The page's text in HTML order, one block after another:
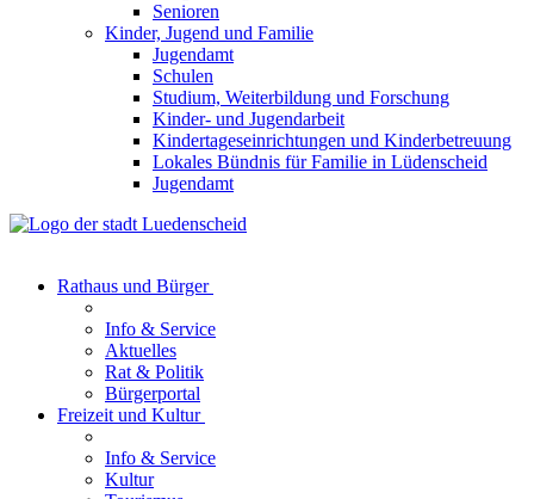
Senioren
Kinder, Jugend und Familie
Jugendamt
Schulen
Studium, Weiterbildung und Forschung
Kinder- und Jugendarbeit
Kindertageseinrichtungen und Kinderbetreuung
Lokales Bündnis für Familie in Lüdenscheid
Jugendamt
Rathaus und Bürger
Info & Service
Aktuelles
Rat & Politik
Bürgerportal
Freizeit und Kultur
Info & Service
Kultur